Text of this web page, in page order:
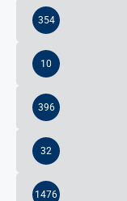
354
10
396
32
1476